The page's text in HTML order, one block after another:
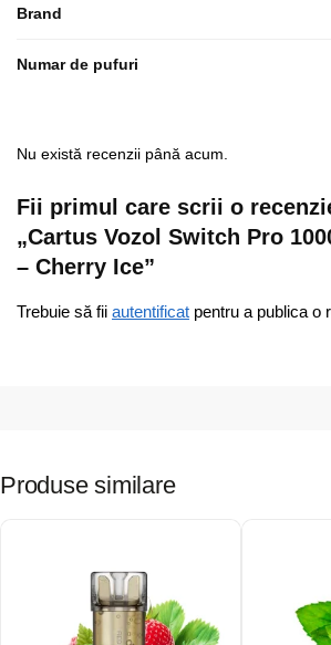
Brand
Numar de pufuri
Nu există recenzii până acum.
Fii primul care scrii o
„Cartus Vozol Switch Pro
– Cherry Ice”
Trebuie să fii autentificat pentru a publica o
Produse similare